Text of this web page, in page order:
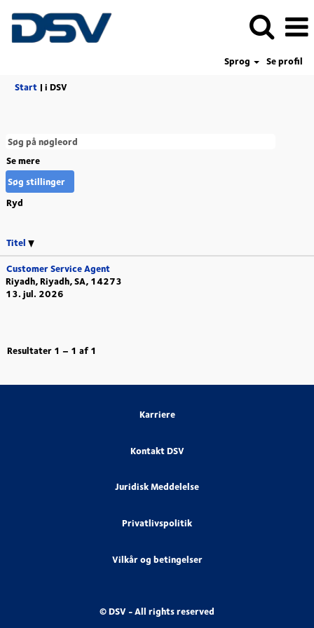
Sprog
Se profil
Start | i DSV(aktuel
Se mere
Ryd
Titel
Customer Service Agent
Riyadh, Riyadh, SA, 14273
13. jul. 2026
Resultater 1 – 1 af1
Karriere
Kontakt DSV
Juridisk Meddelelse
Privatlivspolitik
Vilkår og betingelser
© DSV - All rights reserved